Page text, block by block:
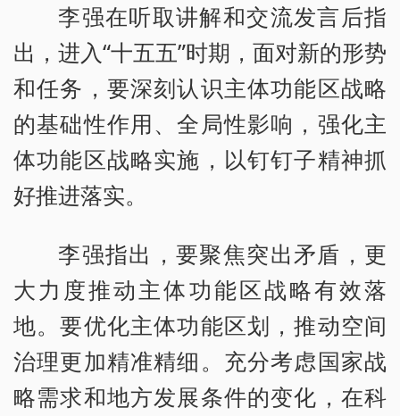
李强在听取讲解和交流发言后指
出，进入“十五五”时期，面对新的形势
和任务，要深刻认识主体功能区战略
的基础性作用、全局性影响，强化主
体功能区战略实施，以钉钉子精神抓
好推进落实。
李强指出，要聚焦突出矛盾，更
大力度推动主体功能区战略有效落
地。要优化主体功能区划，推动空间
治理更加精准精细。充分考虑国家战
略需求和地方发展条件的变化，在科